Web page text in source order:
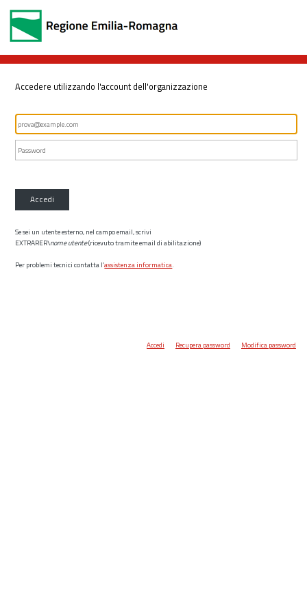
Accedere utilizzando l'account dell'organizzazione
Accedi
Se sei un utente esterno, nel campo email, scrivi
EXTRARER\nome utente(ricevuto tramite email di abilitazione)
Per problemi tecnici contatta l’assistenza informatica.
Accedi Recupera password Modifica password